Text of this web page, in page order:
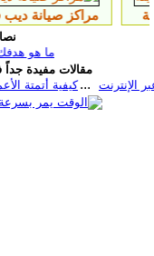
مراكز صيانة ديب فريزر
ما هو هدفك
مقالات مفيدة جداً